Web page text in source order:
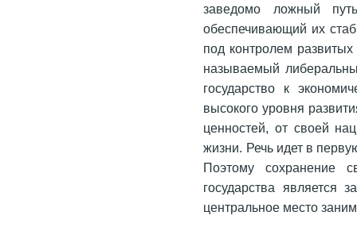
заведомо ложный
обеспечивающий их
под контролем развитых
называемый
государство к
высокого уровня
ценностей, от своей
жизни. Речь идет в
Поэтому сохранение
государства является
центральное место